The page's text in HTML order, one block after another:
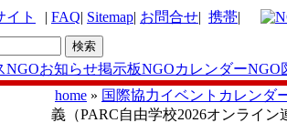
| FAQ| Sitemap| お問合せ| 携帯|
NGOお知らせ掲示板NGOカレンダーNGO
home » 国際協力イベントカレンダ
義（PARC自由学校2026オンライン